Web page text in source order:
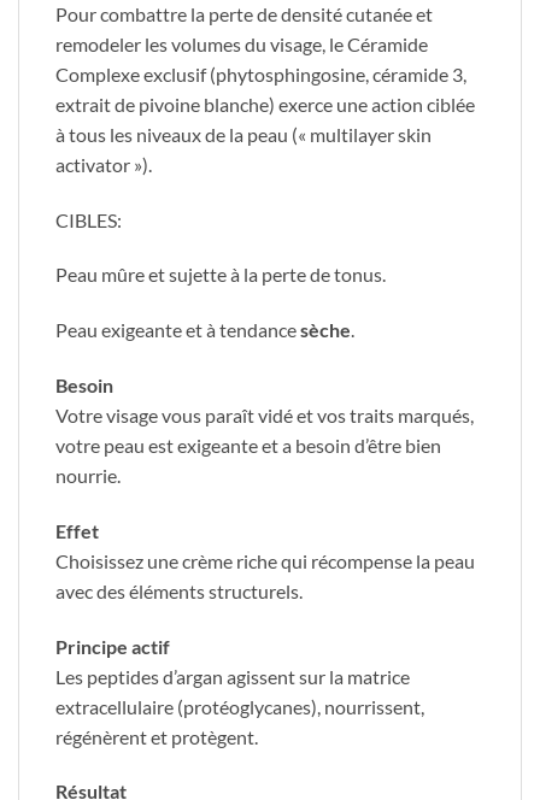
Pour combattre la perte de densité cutanée et
remodeler les volumes du visage, le Céramide
Complexe exclusif (phytosphingosine, céramide 3,
extrait de pivoine blanche) exerce une action ciblée
à tous les niveaux de la peau (« multilayer skin
activator »).
CIBLES:
Peau mûre et sujette à la perte de tonus.
Peau exigeanteet à tendancesèche.
Besoin
Votre visage vous paraît vidé et vos traits marqués,
votre peau est exigeante et a besoin d’être bien
nourrie.
Effet
Choisissez une crème riche qui récompense la peau
avec des éléments structurels.
Principe actif
Les peptides d’argan agissent sur la matrice
extracellulaire (protéoglycanes), nourrissent,
régénèrent et protègent.
Résultat